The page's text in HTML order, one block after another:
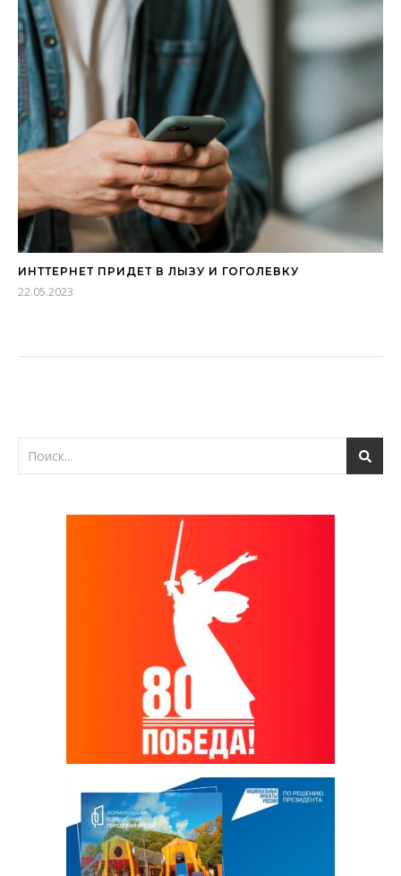
ИНТТЕРНЕТ ПРИДЕТ В ЛЫЗУ И ГОГОЛЕВКУ
22.05.2023